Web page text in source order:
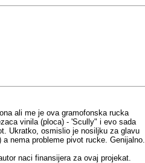
ali me je ova gramofonska rucka
vinila (ploca) - 'Scully" i evo sada
Ukratko, osmislio je nosiljku za glavu
nema probleme pivot rucke. Genijalno.
naci finansijera za ovaj projekat.